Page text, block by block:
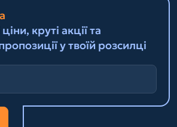
круті акції та
у твоїй розсилці